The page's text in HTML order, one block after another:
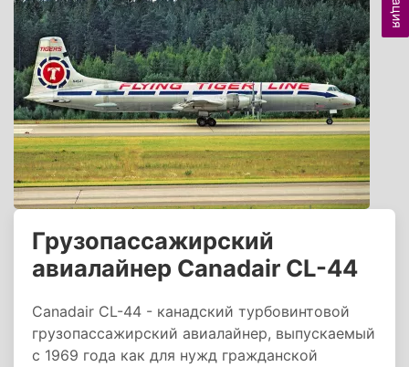
Грузопассажирский
авиалайнер Canadair CL-44
Canadair CL-44 - канадский турбовинтовой
грузопассажирский авиалайнер, выпускаемый
с 1969 года как для нужд гражданской